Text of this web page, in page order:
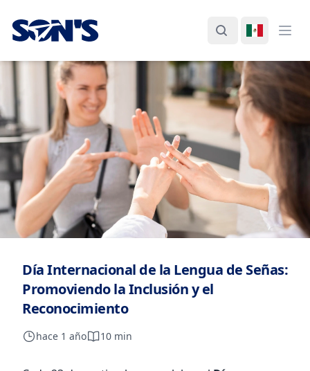
Laboratorios Química Son's
BuscarCambiar
Día Internacional de la Lengua de Señas:
Promoviendo la Inclusión y el
Reconocimiento
hace 1 año 10 min